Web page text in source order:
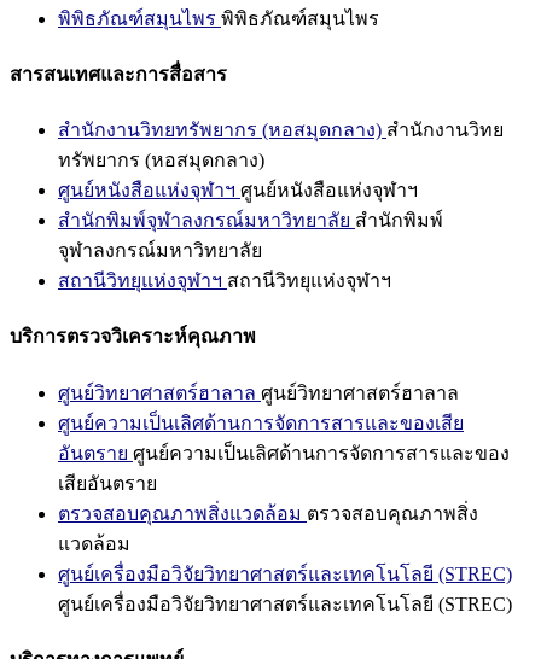
พิพิธภัณฑ์สมุนไพร พิพิธภัณฑ์สมุนไพร
สารสนเทศและการสื่อสาร
สำนักงานวิทยทรัพยากร (หอสมุดกลาง) สำนักงานวิทย
ทรัพยากร (หอสมุดกลาง)
ศูนย์หนังสือแห่งจุฬาฯ ศูนย์หนังสือแห่งจุฬาฯ
สำนักพิมพ์จุฬาลงกรณ์มหาวิทยาลัย สำนักพิมพ์
จุฬาลงกรณ์มหาวิทยาลัย
สถานีวิทยุแห่งจุฬาฯ สถานีวิทยุแห่งจุฬาฯ
บริการตรวจวิเคราะห์คุณภาพ
ศูนย์วิทยาศาสตร์ฮาลาล ศูนย์วิทยาศาสตร์ฮาลาล
ศูนย์ความเป็นเลิศด้านการจัดการสารและของเสีย
อันตราย ศูนย์ความเป็นเลิศด้านการจัดการสารและของ
เสียอันตราย
ตรวจสอบคุณภาพสิ่งแวดล้อม ตรวจสอบคุณภาพสิ่ง
แวดล้อม
ศูนย์เครื่องมือวิจัยวิทยาศาสตร์และเทคโนโลยี (STREC)
ศูนย์เครื่องมือวิจัยวิทยาศาสตร์และเทคโนโลยี (STREC)